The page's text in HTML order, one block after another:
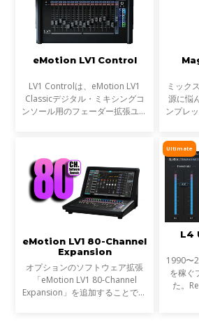
eMotion LV1 Control
LV1 Controlは、eMotion LV1
Classicデジタル・ミキシングコ
ンソール用のフェーダー拡張ユニ
テムのフェーダーバンクと
ミック
源に悩
ンプレ
の
eMotion LV1 80-Channel
Expansion
オプションのソフトウェア拡張
「eMotion LV1 80-Channel
Expansion」を追加することで、
Ultimate
L4
1990〜
を稼ぐ
た。